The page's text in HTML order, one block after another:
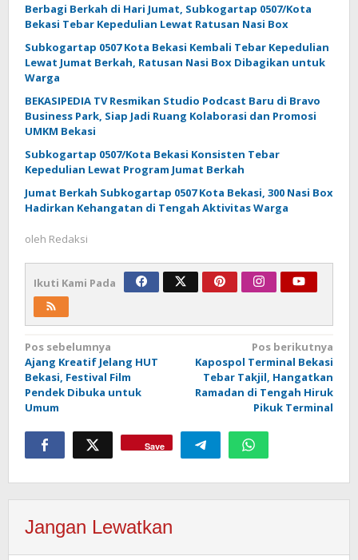
Berbagi Berkah di Hari Jumat, Subkogartap 0507/Kota
Bekasi Tebar Kepedulian Lewat Ratusan Nasi Box
Subkogartap 0507 Kota Bekasi Kembali Tebar Kepedulian
Lewat Jumat Berkah, Ratusan Nasi Box Dibagikan untuk
Warga
BEKASIPEDIA TV Resmikan Studio Podcast Baru di Bravo
Business Park, Siap Jadi Ruang Kolaborasi dan Promosi
UMKM Bekasi
Subkogartap 0507/Kota Bekasi Konsisten Tebar
Kepedulian Lewat Program Jumat Berkah
Jumat Berkah Subkogartap 0507 Kota Bekasi, 300 Nasi Box
Hadirkan Kehangatan di Tengah Aktivitas Warga
oleh Redaksi
Ikuti Kami Pada
Navigasi
pos
Pos sebelumnya
Ajang Kreatif Jelang HUT
Bekasi, Festival Film
Pendek Dibuka untuk
Umum
Pos berikutnya
Kapospol Terminal Bekasi
Tebar Takjil, Hangatkan
Ramadan di Tengah Hiruk
Pikuk Terminal
Save
Jangan Lewatkan